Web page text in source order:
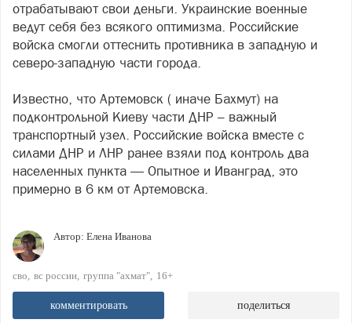
отрабатывают свои деньги. Украинские военные
ведут себя без всякого оптимизма. Российские
войска смогли оттеснить противника в западную и
северо-западную части города.
Известно, что Артемовск ( иначе Бахмут) на
подконтрольной Киеву части ДНР – важный
транспортный узел. Российские войска вместе с
силами ДНР и ЛНР ранее взяли под контроль два
населенных пункта — Опытное и Иванград, это
примерно в 6 км от Артемовска.
Автор: Елена Иванова
сво вс россии группа "ахмат" 16+
комментировать поделиться